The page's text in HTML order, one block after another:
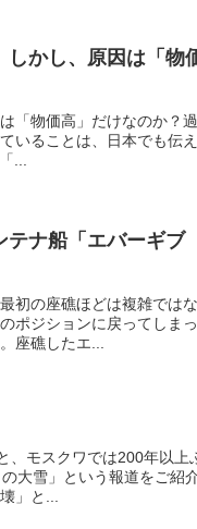
しかし、原因は「物
「物価高」だけなのか？
いることは、日本でも伝
...
テナ船「エバーギブ
初の座礁ほどは複雑ではな
ポジションに戻ってしま
座礁したエ...
、モスクワでは200年以上
大雪」という報道をご紹
」と...